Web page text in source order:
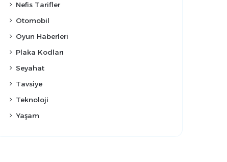
Nefis Tarifler
Otomobil
Oyun Haberleri
Plaka Kodları
Seyahat
Tavsiye
Teknoloji
Yaşam